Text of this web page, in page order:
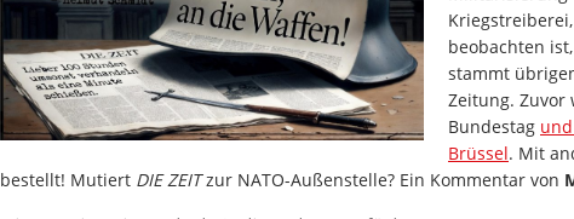
beobachten
stammt
Zeitung.
Bundestag
Brüssel. Mit
bestellt! Mutiert DIE ZEITzur NATO-Außenstelle? Ein Kommentar von